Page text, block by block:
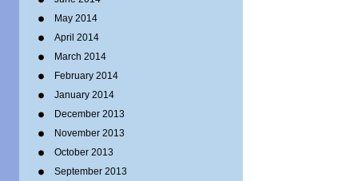
May 2014
April 2014
March 2014
February 2014
January 2014
December 2013
November 2013
October 2013
September 2013